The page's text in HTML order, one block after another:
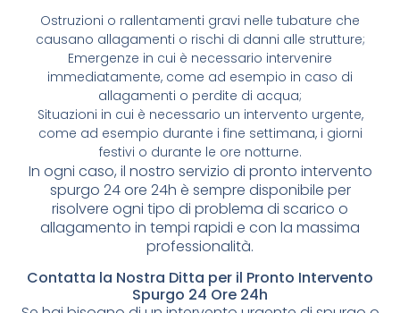
Ostruzioni o rallentamenti gravi nelle tubature che
causano allagamenti o rischi di danni alle strutture;
Emergenze in cui è necessario intervenire
immediatamente, come ad esempio in caso di
allagamenti o perdite di acqua;
Situazioni in cui è necessario un intervento urgente,
come ad esempio durante i fine settimana, i giorni
festivi o durante le ore notturne.
In ogni caso, il nostro servizio di pronto intervento
spurgo 24 ore 24h è sempre disponibile per
risolvere ogni tipo di problema di scarico o
allagamento in tempi rapidi e con la massima
professionalità.
Contatta la Nostra Ditta per il Pronto Intervento
Spurgo 24 Ore 24h